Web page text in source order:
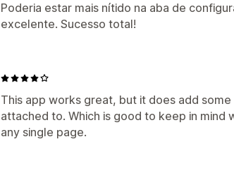
Poderia estar mais nítido na aba de
excelente. Sucesso total!
This app works great, but it does add
attached to. Which is good to keep in mind
any single page.